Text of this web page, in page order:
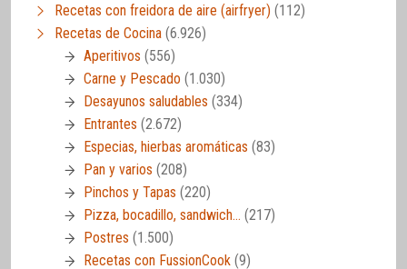
Recetas con freidora de aire (airfryer) (112)
Recetas de Cocina (6.926)
Aperitivos (556)
Carne y Pescado (1.030)
Desayunos saludables (334)
Entrantes (2.672)
Especias, hierbas aromáticas (83)
Pan y varios (208)
Pinchos y Tapas (220)
Pizza, bocadillo, sandwich… (217)
Postres (1.500)
Recetas con FussionCook (9)